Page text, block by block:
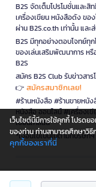
B2S จัดเต็มโปรโมชั่นและ
เครื่องเขียน หนังสือดัง ขอ
ผ่าน B2S.co.th เท่านั้น แล
B2S มีทุกอย่างตอบโจทย์ทุ
ของเล่นเสริมพัฒนาการ หรื
B2S
สมัคร B2S Club รับข่าวสา
👉 สมัครสมาชิกเลย!
#ร้านหนังสือ #ร้านขายหนัง
หนังสือ ออนไลน์ #เครื่องเ
เขียนใกล้ฉัน
*เงื่อนไขเป็นไปตามที่บริษัท
is a
เว็บไซต์นี้มีการใช้คุกกี้ โปรด
ของท่าน ท่านสามารถศึกษาวิ
คุกกี้ของเราที่นี่